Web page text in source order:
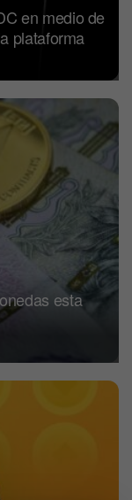
en medio de
plataforma
esta